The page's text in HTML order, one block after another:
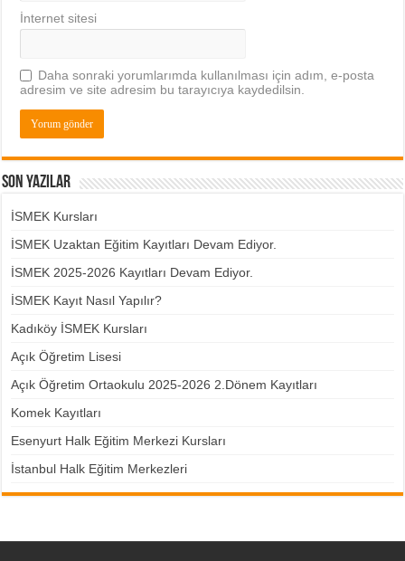
İnternet sitesi
Daha sonraki yorumlarımda kullanılması için adım, e-posta
adresim ve site adresim bu tarayıcıya kaydedilsin.
Son Yazılar
İSMEK Kursları
İSMEK Uzaktan Eğitim Kayıtları Devam Ediyor.
İSMEK 2025-2026 Kayıtları Devam Ediyor.
İSMEK Kayıt Nasıl Yapılır?
Kadıköy İSMEK Kursları
Açık Öğretim Lisesi
Açık Öğretim Ortaokulu 2025-2026 2.Dönem Kayıtları
Komek Kayıtları
Esenyurt Halk Eğitim Merkezi Kursları
İstanbul Halk Eğitim Merkezleri